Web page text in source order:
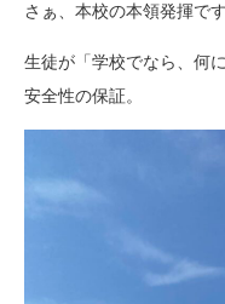
さぁ、本校の本領発揮です
生徒が「学校でなら、何
安全性の保証。